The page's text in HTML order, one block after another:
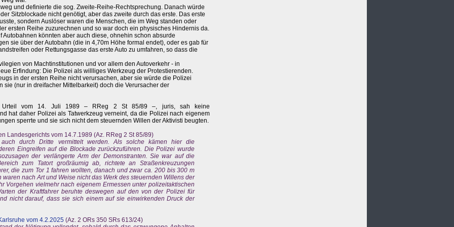
und definierte die sog. Zweite-Reihe-Rechtsprechung. Danach würde
Sitzblockade nicht genötigt, aber das zweite durch das erste. Das erste
sondern Auslöser waren die Menschen, die im Weg standen oder
ersten Reihe zuzurechnen und so war doch ein physisches Hindernis da.
könnten aber auch diese, ohnehin schon absurde
sie über der Autobahn (die in 4,70m Höhe formal endet), oder es gab für
oder Rettungsgasse das erste Auto zu umfahren, so dass die
von Machtinstitutionen und vor allem den Autoverkehr - in
Erfindung: Die Polizei als willliges Werkzeug der Protestierenden.
in der ersten Reihe nicht verursachen, aber sie würde die Polizei
sie (nur in dreifacher Mittelbarkeit) doch die Verursacher der
Urteil vom 14. Juli 1989 – RReg 2 St 85/89 –, juris, sah keine
hat daher Polizei als Tatwerkzeug verneint, da die Polizei nach eigenem
sperrte und sie sich nicht dem steuernden Willen der Aktivisti beugten.
Landesgerichts vom 14.7.1989 (Az. RReg 2 St 85/89)
durch Dritte vermittelt werden. Als solche kämen hier die
Eingreifen auf die Blockade zurückzuführen. Die Polizei wurde
der verlängerte Arm der Demonstranten. Sie war auf die
zum Tatort großräumig ab, richtete an Straßenkreuzungen
die zum Tor 1 fahren wollten, danach und zwar ca. 200 bis 300 m
nach Art und Weise nicht das Werk des steuernden Willens der
Vorgehen vielmehr nach eigenem Ermessen unter polizeitaktischen
der Kraftfahrer beruhte deswegen auf den von der Polizei für
nicht darauf, dass sie sich einem auf sie einwirkenden Druck der
vom 4.2.2025 (Az. 2 ORs 350 SRs 613/24)